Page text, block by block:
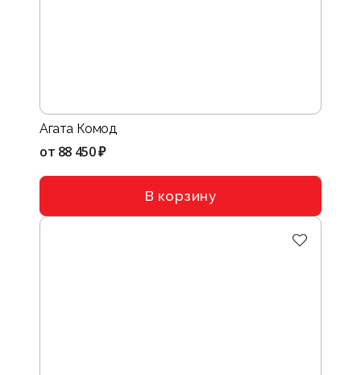
Агата Комод
от 88 450 ₽
В корзину